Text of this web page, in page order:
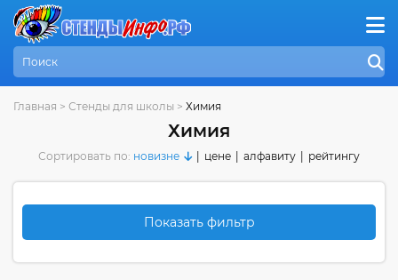
Главная > Стенды для школы > Химия
Химия
Сортировать по: новизне цене алфавиту рейтингу
Показать фильтр